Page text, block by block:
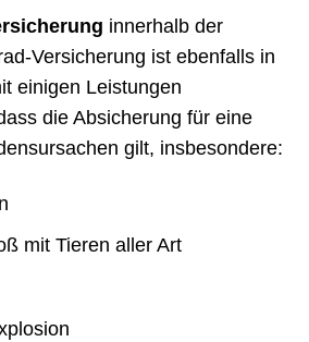
innerhalb der
Versicherung ist ebenfalls in
einigen Leistungen
die Absicherung für eine
gilt, insbesondere:
mit Tieren aller Art